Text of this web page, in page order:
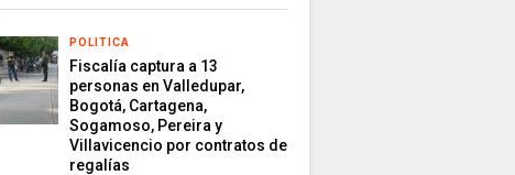
POLITICA
Fiscalía captura a 13
personas en Valledupar,
Bogotá, Cartagena,
Sogamoso, Pereira y
Villavicencio por contratos de
regalías